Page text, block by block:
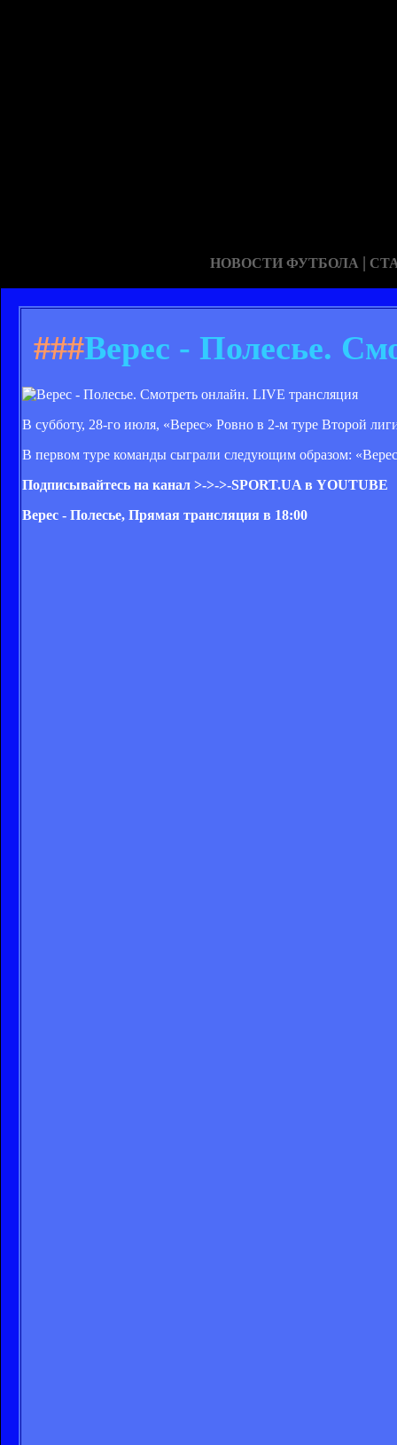
НОВОСТИ ФУТБОЛА |
###Верес - Полесье.
В субботу, 28-го июля, «Верес» Ровно в 2-м туре Второй
В первом туре команды сыграли следующим образом:
Подписывайтесь на канал >->->-SPORT.UA в YOUTUBE
Верес - Полесье, Прямая трансляция в 18:00